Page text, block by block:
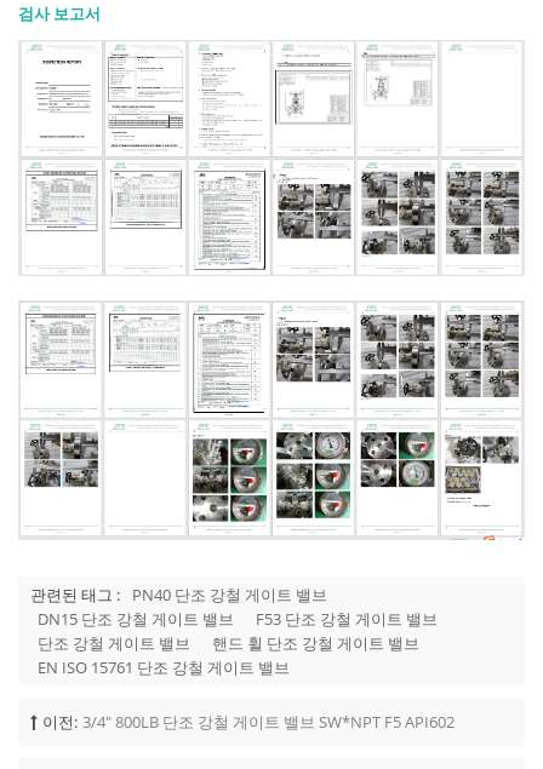
검사 보고서
관련된 태그 :
PN40 단조 강철 게이트 밸브
DN15 단조 강철 게이트 밸브
F53 단조 강철 게이트 밸브
단조 강철 게이트 밸브
핸드 휠 단조 강철 게이트 밸브
EN ISO 15761 단조 강철 게이트 밸브
이전: 3/4" 800LB 단조 강철 게이트 밸브 SW*NPT F5 API602